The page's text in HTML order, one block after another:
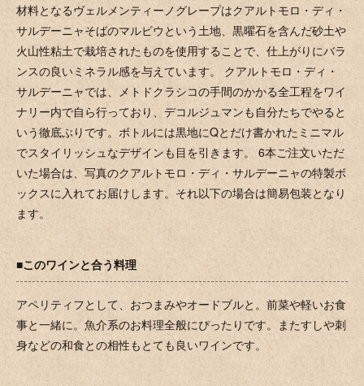
材料となるヴェルメンティーノグレープはクアルトモロ・ディ・
サルデーニャそばのマルビウという土地、黒曜石を含んだ砂土や
火山性粘土で栽培されたものを使用することで、仕上がりにバラ
ンスの良いミネラル感を与えています。 クアルトモロ・ディ・
サルデーニャでは、メトドクラシコの手間のかかる全工程をワイ
ナリー内で自ら行っており、デコルジュマンも自分たちでやると
いう徹底ぶりです。ボトルには黒地にQとだけ書かれたミニマル
でスタイリッシュなデザインも目を引きます。 6本ご注文いただ
いた場合は、写真のクアルトモロ・ディ・サルデーニャの特製ボ
ックスに入れてお届けします。それ以下の場合は簡易包装となり
ます。
■このワインと合う料理
アペリティフとして、おつまみやオードブルと。前菜や軽いお食
事と一緒に。魚介系のお料理全般にぴったりです。またすしや刺
身などの和食との相性もとても良いワインです。